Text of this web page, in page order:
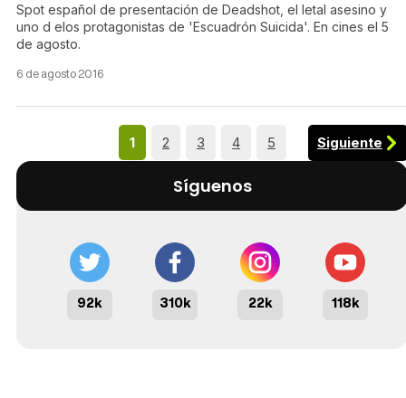
Spot español de presentación de Deadshot, el letal asesino y
uno d elos protagonistas de 'Escuadrón Suicida'. En cines el 5
de agosto.
6 de agosto 2016
1 2 3 4 5 Siguiente
Síguenos
92k 310k 22k 118k